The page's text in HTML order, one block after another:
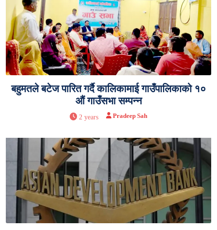
बहुमतले बटेज पारित गर्दै कालिकामाई गाउँपालिकाको १०
औं गाउँसभा सम्पन्न
2 years Pradeep Sah